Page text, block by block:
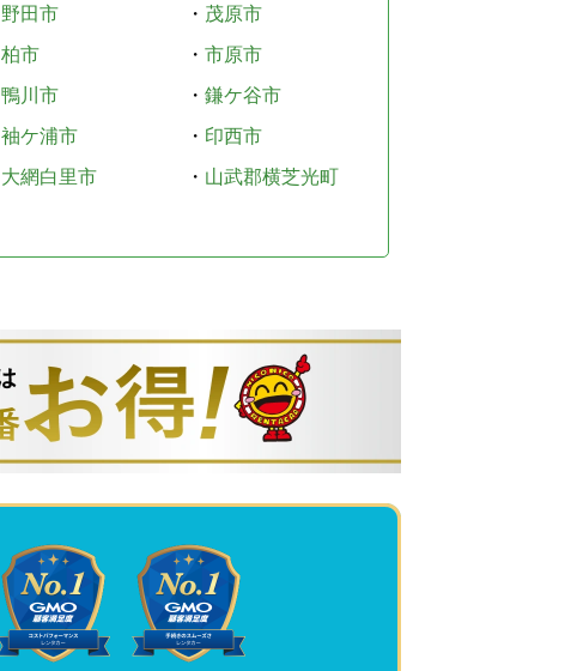
野田市 ・ 茂原市
柏市 ・ 市原市
鴨川市 ・ 鎌ケ谷市
袖ケ浦市 ・ 印西市
大網白里市 ・ 山武郡横芝光町